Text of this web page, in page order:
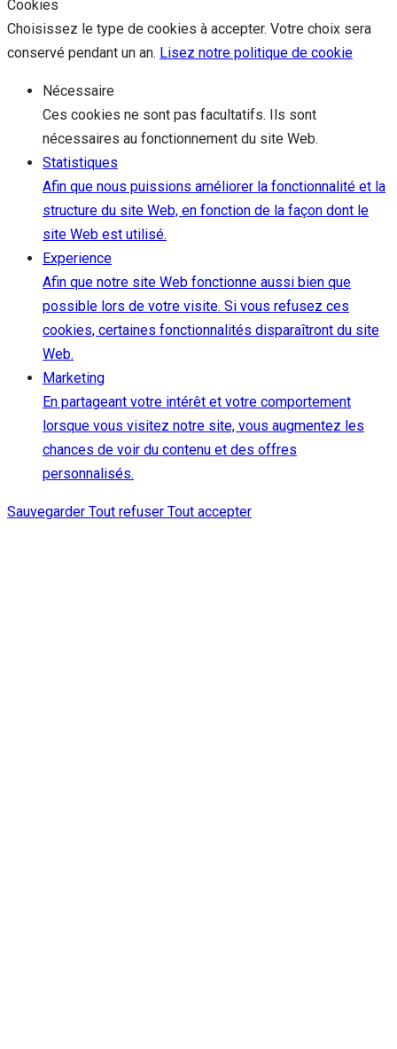
Cookies
Choisissez le type de cookies à accepter. Votre choix sera
conservé pendant un an. Lisez notre politique de cookie
Nécessaire
Ces cookies ne sont pas facultatifs. Ils sont
nécessaires au fonctionnement du site Web.
Statistiques
Afin que nous puissions améliorer la fonctionnalité et la
structure du site Web, en fonction de la façon dont le
site Web est utilisé.
Experience
Afin que notre site Web fonctionne aussi bien que
possible lors de votre visite. Si vous refusez ces
cookies, certaines fonctionnalités disparaîtront du site
Web.
Marketing
En partageant votre intérêt et votre comportement
lorsque vous visitez notre site, vous augmentez les
chances de voir du contenu et des offres
personnalisés.
Sauvegarder Tout refuser Tout accepter